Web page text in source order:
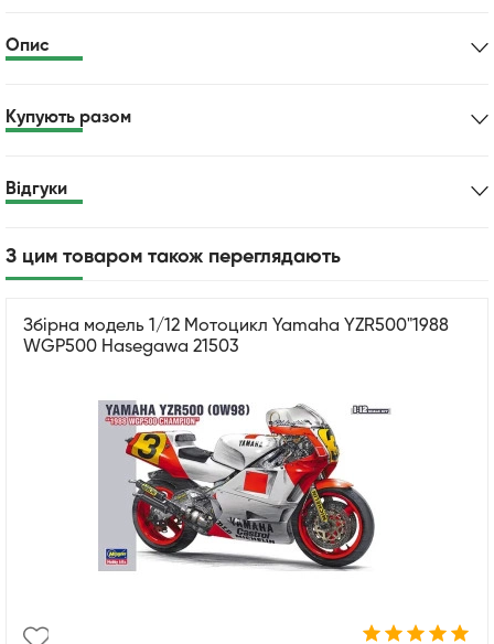
Опис
Купують разом
Відгуки
З цим товаром також переглядають
Збірна модель 1/12 Мотоцикл Yamaha YZR500"1988
WGP500 Hasegawa 21503